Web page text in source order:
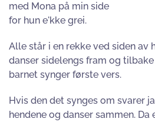
med Mona på min side
for hun e'kke grei.
Alle står i en rekke ved siden av
danser sidelengs fram og
barnet synger første vers.
Hvis den det synges om svarer
hendene og danser sammen.